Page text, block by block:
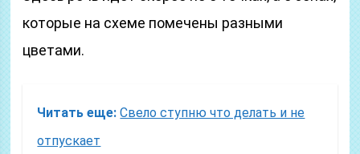
которые на схеме помечены разными
цветами.
Читать еще: Свело ступню что делать и не
отпускает